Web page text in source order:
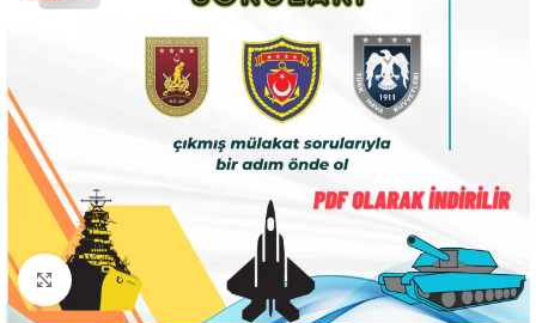
Click to enlarge